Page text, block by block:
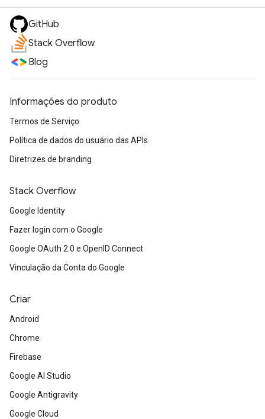
GitHub
Stack Overflow
Blog
Informações do produto
Termos de Serviço
Política de dados do usuário das APIs
Diretrizes de branding
Stack Overflow
Google Identity
Fazer login com o Google
Google OAuth 2.0 e OpenID Connect
Vinculação da Conta do Google
Criar
Android
Chrome
Firebase
Google AI Studio
Google Antigravity
Google Cloud